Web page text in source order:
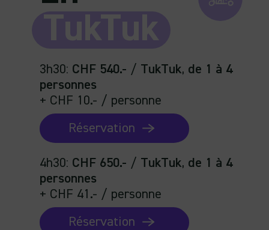
TukTuk
3h30: CHF 540.- / TukTuk, de 1 à 4
personnes
+ CHF 10.- / personne
Réservation
4h30: CHF 650.- / TukTuk, de 1 à 4
personnes
+ CHF 41.- / personne
Réservation